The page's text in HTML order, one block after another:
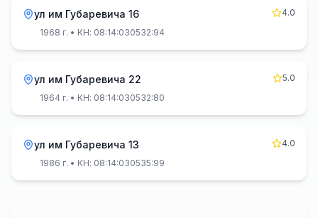
ул им Губаревича 16
4.0
1968 г. • КН: 08:14:030532:94
ул им Губаревича 22
5.0
1964 г. • КН: 08:14:030532:80
ул им Губаревича 13
4.0
1986 г. • КН: 08:14:030535:99